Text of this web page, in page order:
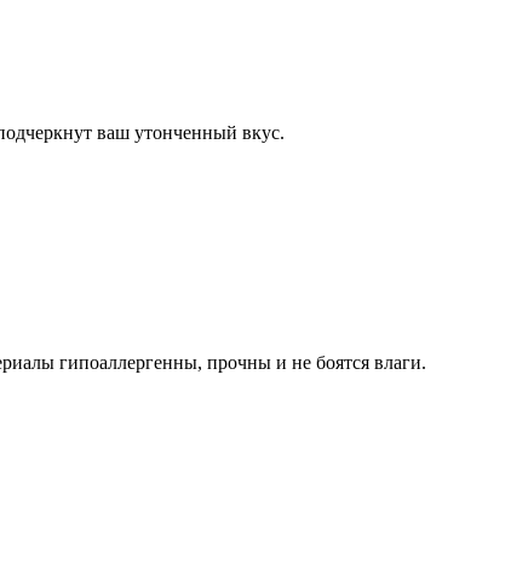
ваш утонченный вкус.
гипоаллергенны, прочны и не боятся влаги.